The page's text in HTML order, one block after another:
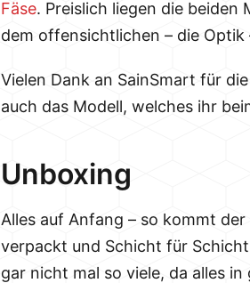
Fäse. Preislich liegen die beiden
dem offensichtlichen – die
Vielen Dank an SainSmart für
auch das Modell, welches ihr
Unboxing
Alles auf Anfang – so kommt
verpackt und Schicht für
gar nicht mal so viele, da alles